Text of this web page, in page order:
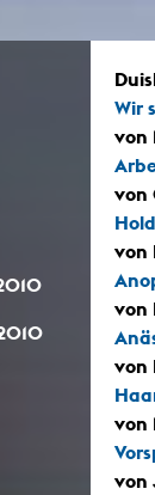
Wir
von
von
von
von
von
von
von